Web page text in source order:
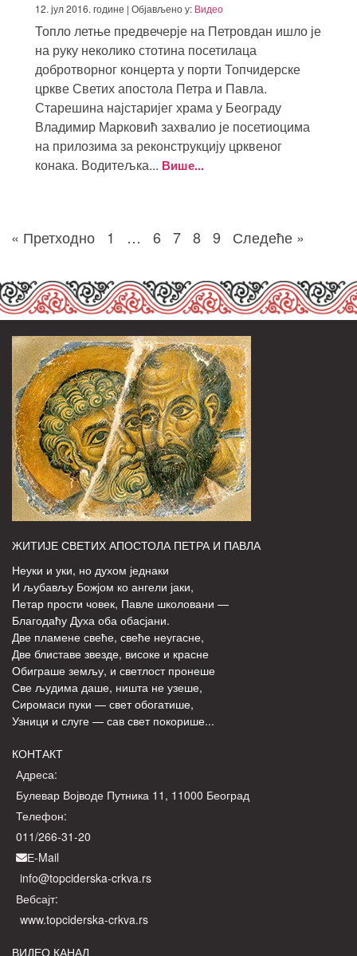
12. јул 2016. године | Објављено у: Видео
Топло летње предвечерје на Петровдан ишло је
на руку неколико стотина посетилаца
добротворног концерта у порти Топчидерске
цркве Светих апостола Петра и Павла.
Старешина најстаријег храма у Београду
Владимир Марковић захвалио је посетиоцима
на прилозима за реконструкцију црквеног
конака. Водитељка... Више...
« Претходно 1 … 6 7 8 9 Следеће »
ЖИТИЈЕ СВЕТИХ АПОСТОЛА ПЕТРА И ПАВЛА
Неуки и уки, но духом једнаки
И љубављу Божјом ко ангели јаки,
Петар прости човек, Павле школовани —
Благодаћу Духа оба обасјани.
Две пламене свеће, свеће неугасне,
Две блиставе звезде, високе и красне
Обиграше земљу, и светлост пронеше
Све људима даше, ништа не узеше,
Сиромаси пуки — свет обогатише,
Узници и слуге — сав свет покорише...
КОНТАКТ
Адреса:
Булевар Војводе Путника 11, 11000 Београд
Телефон:
011/266-31-20
Е-Mail
info@topciderska-crkva.rs
Вебсајт:
www.topciderska-crkva.rs
ВИДЕО КАНАЛ